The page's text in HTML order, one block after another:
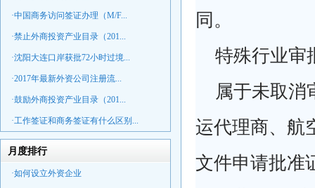
·中国商务访问签证办理（M/F...
·禁止外商投资产业目录（201...
·沈阳大连口岸获批72小时过境...
·2017年最新外资公司注册流...
·鼓励外商投资产业目录（201...
·工作签证和商务签证有什么区别...
月度排行
·如何设立外资企业
同。
特殊行业审
属于未取消
运代理商、航
文件申请批准